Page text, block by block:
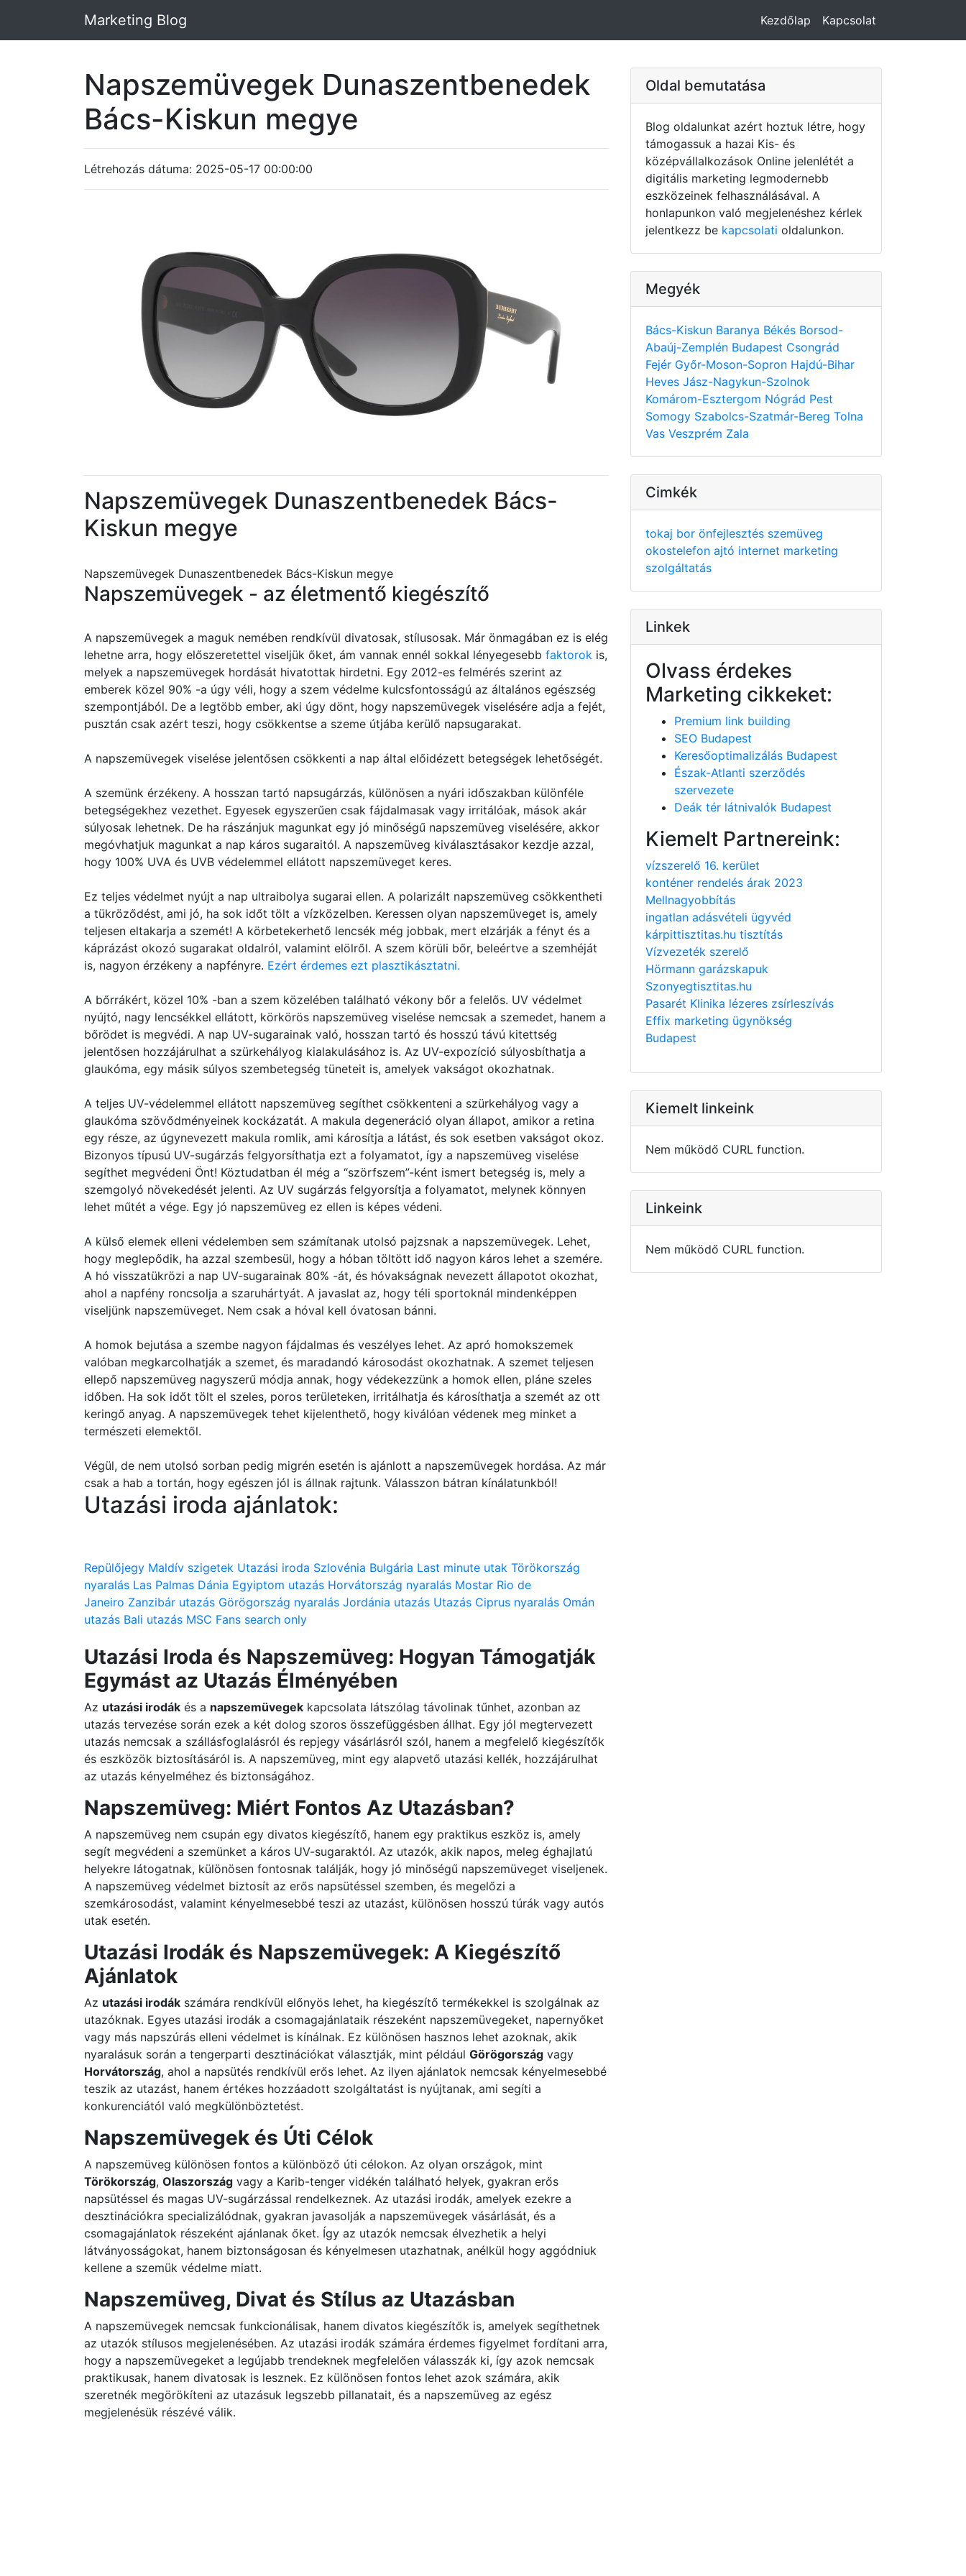
Marketing Blog Kezdőlap Kapcsolat
Napszemüvegek Dunaszentbenedek
Bács-Kiskun megye
Létrehozás dátuma: 2025-05-17 00:00:00
Napszemüvegek Dunaszentbenedek Bács-
Kiskun megye
Napszemüvegek Dunaszentbenedek Bács-Kiskun megye
Napszemüvegek - az életmentő kiegészítő
A napszemüvegek a maguk nemében rendkívül divatosak, stílusosak. Már önmagában ez is elég
lehetne arra, hogy előszeretettel viseljük őket, ám vannak ennél sokkal lényegesebb faktorok is,
melyek a napszemüvegek hordását hivatottak hirdetni. Egy 2012-es felmérés szerint az
emberek közel 90% -a úgy véli, hogy a szem védelme kulcsfontosságú az általános egészség
szempontjából. De a legtöbb ember, aki úgy dönt, hogy napszemüvegek viselésére adja a fejét,
pusztán csak azért teszi, hogy csökkentse a szeme útjába kerülő napsugarakat.
A napszemüvegek viselése jelentősen csökkenti a nap által előidézett betegségek lehetőségét.
A szemünk érzékeny. A hosszan tartó napsugárzás, különösen a nyári időszakban különféle
betegségekhez vezethet. Egyesek egyszerűen csak fájdalmasak vagy irritálóak, mások akár
súlyosak lehetnek. De ha rászánjuk magunkat egy jó minőségű napszemüveg viselésére, akkor
megóvhatjuk magunkat a nap káros sugaraitól. A napszemüveg kiválasztásakor kezdje azzal,
hogy 100% UVA és UVB védelemmel ellátott napszemüveget keres.
Ez teljes védelmet nyújt a nap ultraibolya sugarai ellen. A polarizált napszemüveg csökkentheti
a tükröződést, ami jó, ha sok időt tölt a vízközelben. Keressen olyan napszemüveget is, amely
teljesen eltakarja a szemét! A körbetekerhető lencsék még jobbak, mert elzárják a fényt és a
káprázást okozó sugarakat oldalról, valamint elölről. A szem körüli bőr, beleértve a szemhéját
is, nagyon érzékeny a napfényre. Ezért érdemes ezt plasztikásztatni.
A bőrrákért, közel 10% -ban a szem közelében található vékony bőr a felelős. UV védelmet
nyújtó, nagy lencsékkel ellátott, körkörös napszemüveg viselése nemcsak a szemedet, hanem a
bőrödet is megvédi. A nap UV-sugarainak való, hosszan tartó és hosszú távú kitettség
jelentősen hozzájárulhat a szürkehályog kialakulásához is. Az UV-expozíció súlyosbíthatja a
glaukóma, egy másik súlyos szembetegség tüneteit is, amelyek vakságot okozhatnak.
A teljes UV-védelemmel ellátott napszemüveg segíthet csökkenteni a szürkehályog vagy a
glaukóma szövődményeinek kockázatát. A makula degeneráció olyan állapot, amikor a retina
egy része, az úgynevezett makula romlik, ami károsítja a látást, és sok esetben vakságot okoz.
Bizonyos típusú UV-sugárzás felgyorsíthatja ezt a folyamatot, így a napszemüveg viselése
segíthet megvédeni Önt! Köztudatban él még a “szörfszem”-ként ismert betegség is, mely a
szemgolyó növekedését jelenti. Az UV sugárzás felgyorsítja a folyamatot, melynek könnyen
lehet műtét a vége. Egy jó napszemüveg ez ellen is képes védeni.
A külső elemek elleni védelemben sem számítanak utolsó pajzsnak a napszemüvegek. Lehet,
hogy meglepődik, ha azzal szembesül, hogy a hóban töltött idő nagyon káros lehet a szemére.
A hó visszatükrözi a nap UV-sugarainak 80% -át, és hóvakságnak nevezett állapotot okozhat,
ahol a napfény roncsolja a szaruhártyát. A javaslat az, hogy téli sportoknál mindenképpen
viseljünk napszemüveget. Nem csak a hóval kell óvatosan bánni.
A homok bejutása a szembe nagyon fájdalmas és veszélyes lehet. Az apró homokszemek
valóban megkarcolhatják a szemet, és maradandó károsodást okozhatnak. A szemet teljesen
ellepő napszemüveg nagyszerű módja annak, hogy védekezzünk a homok ellen, pláne szeles
időben. Ha sok időt tölt el szeles, poros területeken, irritálhatja és károsíthatja a szemét az ott
keringő anyag. A napszemüvegek tehet kijelenthető, hogy kiválóan védenek meg minket a
természeti elemektől.
Végül, de nem utolsó sorban pedig migrén esetén is ajánlott a napszemüvegek hordása. Az már
csak a hab a tortán, hogy egészen jól is állnak rajtunk. Válasszon bátran kínálatunkból!
Utazási iroda ajánlatok:
Repülőjegy Maldív szigetek Utazási iroda Szlovénia Bulgária Last minute utak Törökország
nyaralás Las Palmas Dánia Egyiptom utazás Horvátország nyaralás Mostar Rio de
Janeiro Zanzibár utazás Görögország nyaralás Jordánia utazás Utazás Ciprus nyaralás Omán
utazás Bali utazás MSC Fans search only
Utazási Iroda és Napszemüveg: Hogyan Támogatják
Egymást az Utazás Élményében
Az utazási irodák és a napszemüvegek kapcsolata látszólag távolinak tűnhet, azonban az
utazás tervezése során ezek a két dolog szoros összefüggésben állhat. Egy jól megtervezett
utazás nemcsak a szállásfoglalásról és repjegy vásárlásról szól, hanem a megfelelő kiegészítők
és eszközök biztosításáról is. A napszemüveg, mint egy alapvető utazási kellék, hozzájárulhat
az utazás kényelméhez és biztonságához.
Napszemüveg: Miért Fontos Az Utazásban?
A napszemüveg nem csupán egy divatos kiegészítő, hanem egy praktikus eszköz is, amely
segít megvédeni a szemünket a káros UV-sugaraktól. Az utazók, akik napos, meleg éghajlatú
helyekre látogatnak, különösen fontosnak találják, hogy jó minőségű napszemüveget viseljenek.
A napszemüveg védelmet biztosít az erős napsütéssel szemben, és megelőzi a
szemkárosodást, valamint kényelmesebbé teszi az utazást, különösen hosszú túrák vagy autós
utak esetén.
Utazási Irodák és Napszemüvegek: A Kiegészítő
Ajánlatok
Az utazási irodák számára rendkívül előnyös lehet, ha kiegészítő termékekkel is szolgálnak az
utazóknak. Egyes utazási irodák a csomagajánlataik részeként napszemüvegeket, napernyőket
vagy más napszúrás elleni védelmet is kínálnak. Ez különösen hasznos lehet azoknak, akik
nyaralásuk során a tengerparti desztinációkat választják, mint például Görögország vagy
Horvátország, ahol a napsütés rendkívül erős lehet. Az ilyen ajánlatok nemcsak kényelmesebbé
teszik az utazást, hanem értékes hozzáadott szolgáltatást is nyújtanak, ami segíti a
konkurenciától való megkülönböztetést.
Napszemüvegek és Úti Célok
A napszemüveg különösen fontos a különböző úti célokon. Az olyan országok, mint
Törökország, Olaszország vagy a Karib-tenger vidékén található helyek, gyakran erős
napsütéssel és magas UV-sugárzással rendelkeznek. Az utazási irodák, amelyek ezekre a
desztinációkra specializálódnak, gyakran javasolják a napszemüvegek vásárlását, és a
csomagajánlatok részeként ajánlanak őket. Így az utazók nemcsak élvezhetik a helyi
látványosságokat, hanem biztonságosan és kényelmesen utazhatnak, anélkül hogy aggódniuk
kellene a szemük védelme miatt.
Napszemüveg, Divat és Stílus az Utazásban
A napszemüvegek nemcsak funkcionálisak, hanem divatos kiegészítők is, amelyek segíthetnek
az utazók stílusos megjelenésében. Az utazási irodák számára érdemes figyelmet fordítani arra,
hogy a napszemüvegeket a legújabb trendeknek megfelelően válasszák ki, így azok nemcsak
praktikusak, hanem divatosak is lesznek. Ez különösen fontos lehet azok számára, akik
szeretnék megörökíteni az utazásuk legszebb pillanatait, és a napszemüveg az egész
megjelenésük részévé válik.
Oldal bemutatása
Blog oldalunkat azért hoztuk létre, hogy
támogassuk a hazai Kis- és
középvállalkozások Online jelenlétét a
digitális marketing legmodernebb
eszközeinek felhasználásával. A
honlapunkon való megjelenéshez kérlek
jelentkezz be kapcsolati oldalunkon.
Megyék
Bács-Kiskun Baranya Békés Borsod-
Abaúj-Zemplén Budapest Csongrád
Fejér Győr-Moson-Sopron Hajdú-Bihar
Heves Jász-Nagykun-Szolnok
Komárom-Esztergom Nógrád Pest
Somogy Szabolcs-Szatmár-Bereg Tolna
Vas Veszprém Zala
Cimkék
tokaj bor önfejlesztés szemüveg
okostelefon ajtó internet marketing
szolgáltatás
Linkek
Olvass érdekes
Marketing cikkeket:
Premium link building
SEO Budapest
Keresőoptimalizálás Budapest
Észak-Atlanti szerződés
szervezete
Deák tér látnivalók Budapest
Kiemelt Partnereink:
vízszerelő 16. kerület
konténer rendelés árak 2023
Mellnagyobbítás
ingatlan adásvételi ügyvéd
kárpittisztitas.hu tisztítás
Vízvezeték szerelő
Hörmann garázskapuk
Szonyegtisztitas.hu
Pasarét Klinika lézeres zsírleszívás
Effix marketing ügynökség
Budapest
Kiemelt linkeink
Nem működő CURL function.
Linkeink
Nem működő CURL function.